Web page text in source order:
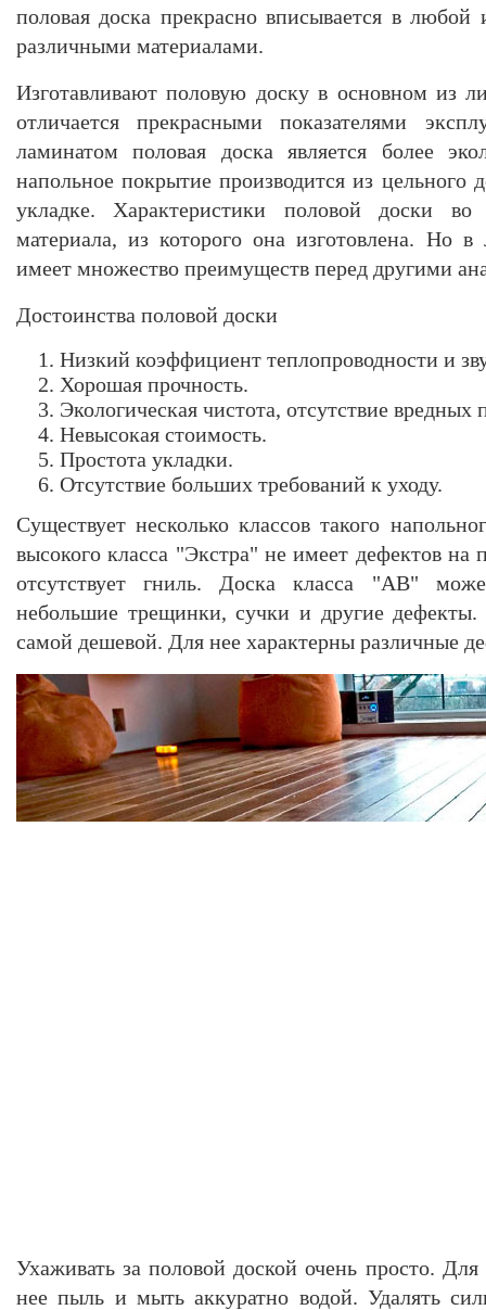
половая доска прекрасно вписывается в любой
различными материалами.
Изготавливают половую доску в основном из
отличается прекрасными показателями
ламинатом половая доска является более
напольное покрытие производится из цельного
укладке. Характеристики половой доски
материала, из которого она изготовлена. Но
имеет множество преимуществ перед другими
Достоинства половой доски
Низкий коэффициент теплопроводности и
Хорошая прочность.
Экологическая чистота, отсутствие вредных
Невысокая стоимость.
Простота укладки.
Отсутствие больших требований к уходу.
Существует несколько классов такого
высокого класса "Экстра" не имеет дефектов на
отсутствует гниль. Доска класса "AB"
небольшие трещинки, сучки и другие дефекты.
самой дешевой. Для нее характерны различные
Ухаживать за половой доской очень просто. Для
нее пыль и мыть аккуратно водой. Удалять